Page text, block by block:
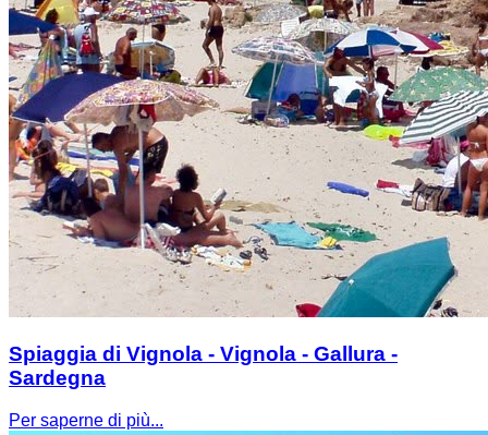
Spiaggia di Vignola - Vignola - Gallura -
Sardegna
Per saperne di più...